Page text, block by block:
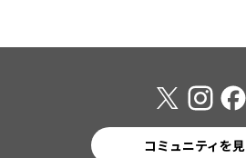
コミュニティを